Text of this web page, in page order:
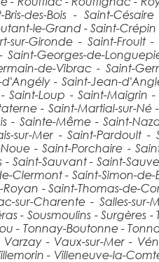
des-Bois - Saint-
le-Grand - Saint-Crépin
sur-Gironde - Saint-Froult
Georges-de-
de-Vibrac - Saint-
- Saint-Jean-
Saint-Loup - Saint-Maigrin
- Saint-Martial-sur-Né
Sainte-Même - Saint-
sur-Mer - Saint-Pardoult -
Noue - Saint-Porchaire -
Sauvant - Saint-
Clermont - Saint-Simon-
- Saint-Thomas-de-
sur-Charente - Salles-
- Sousmoulins - Surgères
- Tonnay-Boutonne -
- Vaux-sur-Mer -
- Villeneuve-la-